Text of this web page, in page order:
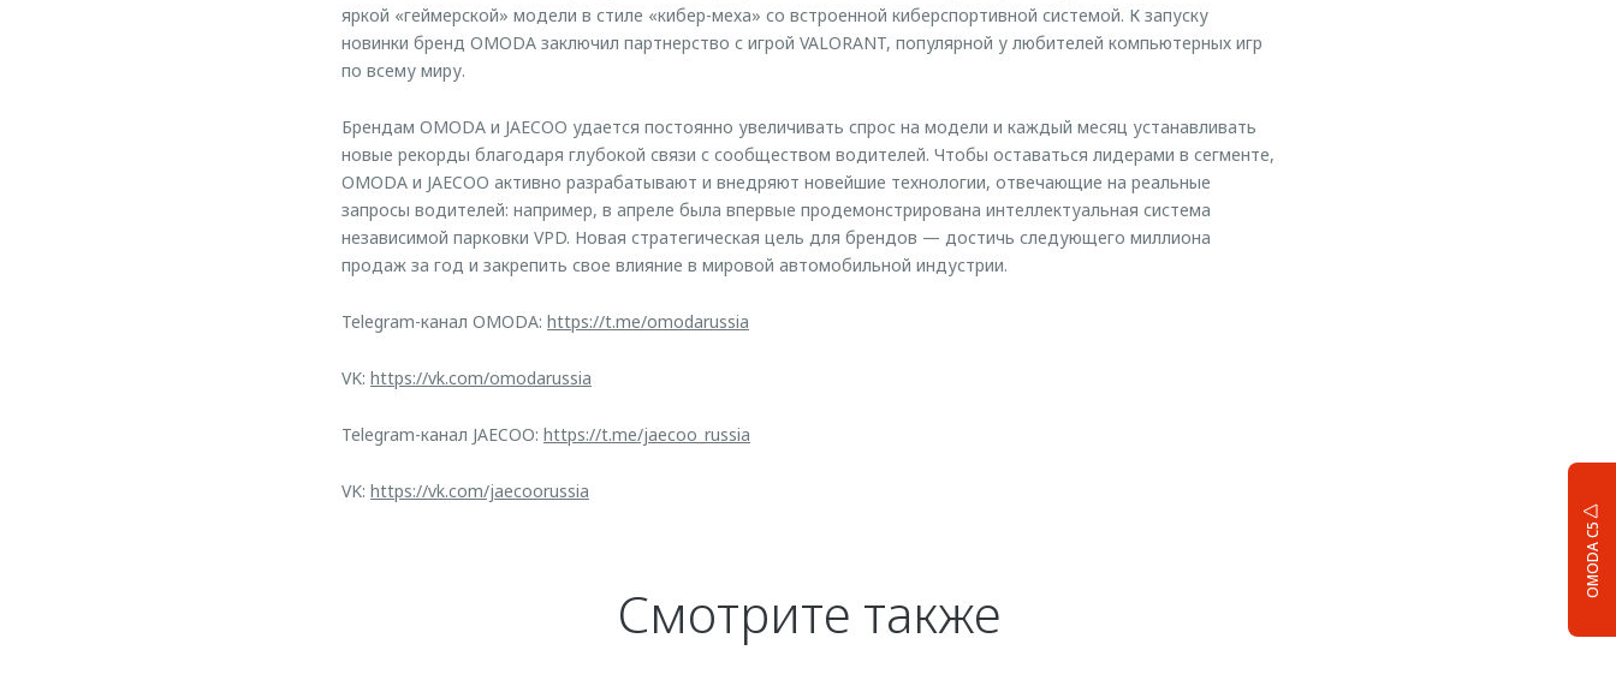
OMODA C5
яркой «геймерской» модели в стиле «кибер-меха» со встроенной киберспортивной системой. К запуску
новинки бренд OMODA заключил партнерство с игрой VALORANT, популярной у любителей компьютерных игр
по всему миру.
Брендам OMODA и JAECOO удается постоянно увеличивать спрос на модели и каждый месяц устанавливать
новые рекорды благодаря глубокой связи с сообществом водителей. Чтобы оставаться лидерами в сегменте,
OMODA и JAECOO активно разрабатывают и внедряют новейшие технологии, отвечающие на реальные
запросы водителей: например, в апреле была впервые продемонстрирована интеллектуальная система
независимой парковки VPD. Новая стратегическая цель для брендов — достичь следующего миллиона
продаж за год и закрепить свое влияние в мировой автомобильной индустрии.
Telegram-канал OMODA: https://t.me/omodarussia
VK: https://vk.com/omodarussia
Telegram-канал JAECOO: https://t.me/jaecoo_russia
VK: https://vk.com/jaecoorussia
Смотрите также